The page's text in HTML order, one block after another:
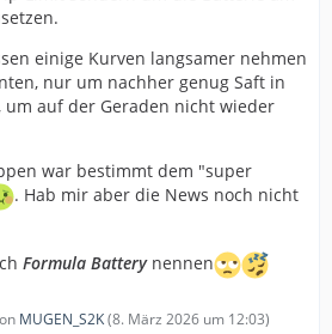
einige Kurven langsamer nehmen
nur um nachher genug Saft in
auf der Geraden nicht wieder
war bestimmt dem "super
. Hab mir aber die News noch nicht
Formula Batterynennen
MUGEN_S2K(8. März 2026 um 12:03)